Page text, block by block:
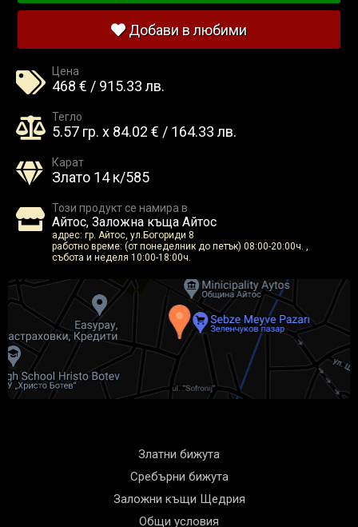
Добави в любими
Цена
468 € / 915.33 лв.
Тегло
5.57 гр. x 84.02 € / 164.33 лв.
Карат
Злато 14 к/585
Този продукт се намира в
Айтос, Заложна къща Айтос
адрес: гр. Айтос, ул.Богориди 8
работно време: (от понеделник до петък) 08:00-20:00ч. ,
събота и неделя 10:00-18:00ч.
Златни бижута
Сребърни бижута
Заложни къщи Щедрия
Общи условия